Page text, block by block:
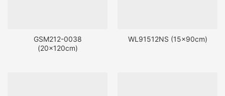
GSM212-0038
(20x120cm)
WL91512NS (15x90cm)